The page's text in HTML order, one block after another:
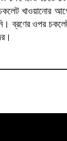
খাওয়ানোর
ব্রণের ওপর